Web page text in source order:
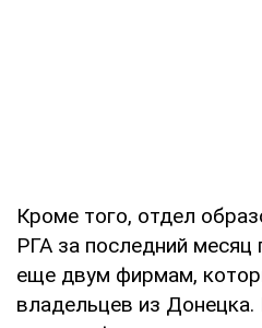
Кроме того, отдел
РГА за последний месяц
еще двум фирмам,
владельцев из Донецка.